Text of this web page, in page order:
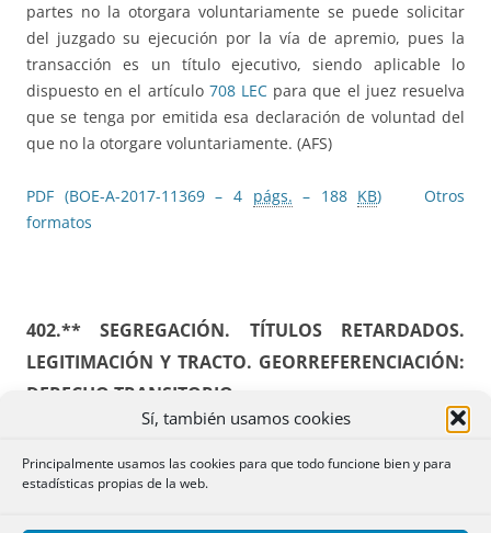
Sí, también usamos cookies
Principalmente usamos las cookies para que todo funcione bien y para
estadísticas propias de la web.
partes no la otorgara voluntariamente se puede solicitar
del juzgado su ejecución por la vía de apremio, pues la
transacción es un título ejecutivo, siendo aplicable lo
dispuesto en el artículo 708 LEC para que el juez resuelva
que se tenga por emitida esa declaración de voluntad del
que no la otorgare voluntariamente. (AFS)
PDF (BOE-A-2017-11369 – 4 págs. – 188 KB)
Otros
formatos
402.** SEGREGACIÓN. TÍTULOS RETARDADOS.
LEGITIMACIÓN Y TRACTO. GEORREFERENCIACIÓN:
DERECHO TRANSITORIO
General de los Registros y del Notariado, en el recurso
la propiedad de Barcelona n.º 11, por la que se suspende